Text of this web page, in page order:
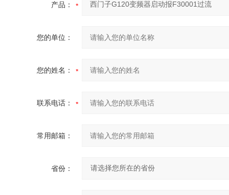
产品：
您的单位：
您的姓名：
联系电话：
常用邮箱：
省份：